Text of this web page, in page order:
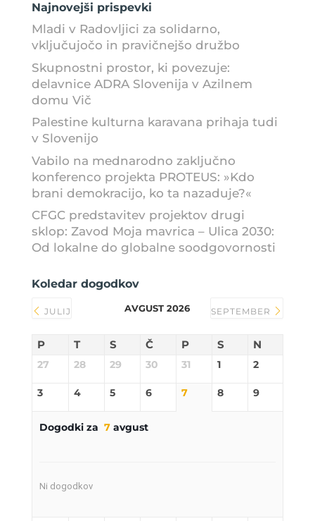
Najnovejši prispevki
Mladi v Radovljici za solidarno,
vključujočo in pravičnejšo družbo
Skupnostni prostor, ki povezuje:
delavnice ADRA Slovenija v Azilnem
domu Vič
Palestine kulturna karavana prihaja tudi
v Slovenijo
Vabilo na mednarodno zaključno
konferenco projekta PROTEUS: »Kdo
brani demokracijo, ko ta nazaduje?«
CFGC predstavitev projektov drugi
sklop: Zavod Moja mavrica – Ulica 2030:
Od lokalne do globalne soodgovornosti
Koledar dogodkov
JULIJ AVGUST 2026 SEPTEMBER
P T S Č P S N
27 28 29 30 31 1 2
3 4 5 6 7 8 9
Dogodki za 7avgust
Ni dogodkov